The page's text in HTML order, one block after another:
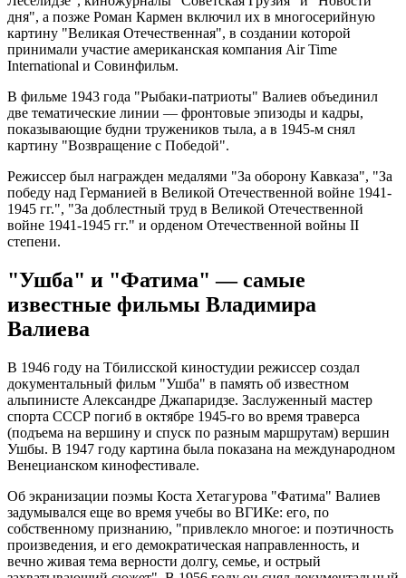
дня", а позже Роман Кармен включил их в многосерийную
картину "Великая Отечественная", в создании которой
принимали участие американская компания Air Time
International и Совинфильм.
В фильме 1943 года "Рыбаки-патриоты" Валиев объединил
две тематические линии — фронтовые эпизоды и кадры,
показывающие будни тружеников тыла, а в 1945-м снял
картину "Возвращение с Победой".
Режиссер был награжден медалями "За оборону Кавказа", "За
победу над Германией в Великой Отечественной войне 1941-
1945 гг.", "За доблестный труд в Великой Отечественной
войне 1941-1945 гг." и орденом Отечественной войны II
степени.
"Ушба" и "Фатима" — самые
известные фильмы Владимира
Валиева
В 1946 году на Тбилисской киностудии режиссер создал
документальный фильм "Ушба" в память об известном
альпинисте Александре Джапаридзе. Заслуженный мастер
спорта СССР погиб в октябре 1945-го во время траверса
(подъема на вершину и спуск по разным маршрутам) вершин
Ушбы. В 1947 году картина была показана на международном
Венецианском кинофестивале.
Об экранизации поэмы Коста Хетагурова "Фатима" Валиев
задумывался еще во время учебы во ВГИКе: его, по
собственному признанию, "привлекло многое: и поэтичность
произведения, и его демократическая направленность, и
вечно живая тема верности долгу, семье, и острый